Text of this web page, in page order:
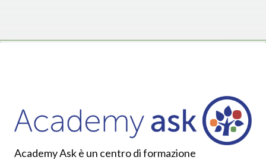
Academy Ask è un centro di formazione